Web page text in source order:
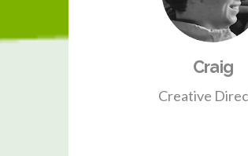
Craig
Creative